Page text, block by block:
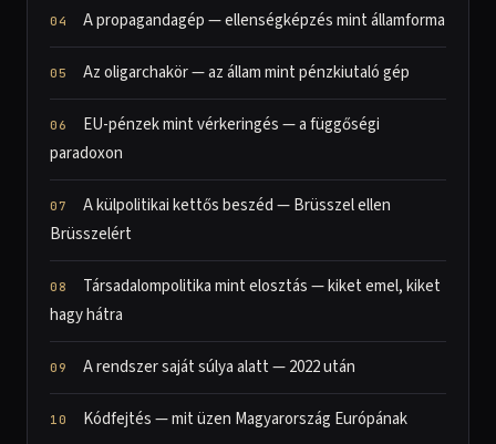
A propagandagép — ellenségképzés mint államforma
Az oligarchakör — az állam mint pénzkiutaló gép
EU-pénzek mint vérkeringés — a függőségi
paradoxon
A külpolitikai kettős beszéd — Brüsszel ellen
Brüsszelért
Társadalompolitika mint elosztás — kiket emel, kiket
hagy hátra
A rendszer saját súlya alatt — 2022 után
Kódfejtés — mit üzen Magyarország Európának